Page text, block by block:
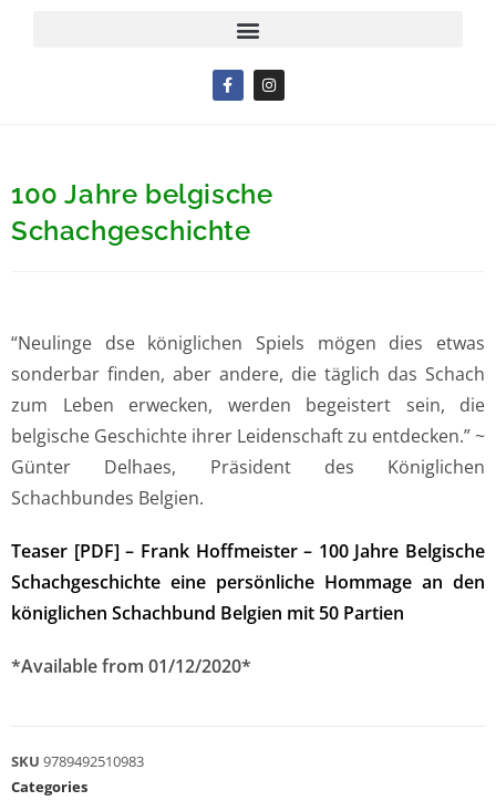
100 Jahre belgische
Schachgeschichte
“Neulinge dse königlichen Spiels mögen dies etwas
sonderbar finden, aber andere, die täglich das Schach
zum Leben erwecken, werden begeistert sein, die
belgische Geschichte ihrer Leidenschaft zu entdecken.” ~
Günter Delhaes, Präsident des Königlichen
Schachbundes Belgien.
Teaser [PDF] – Frank Hoffmeister – 100 Jahre Belgische
Schachgeschichte eine persönliche Hommage an den
königlichen Schachbund Belgien mit 50 Partien
*Available from 01/12/2020*
SKU 9789492510983
Categories